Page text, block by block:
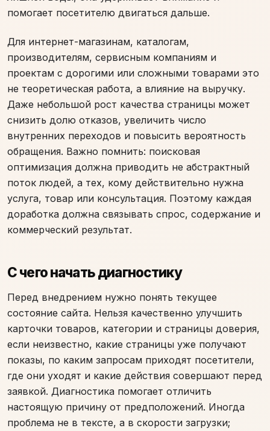
помогает посетителю двигаться дальше.
Для интернет-магазинам, каталогам,
производителям, сервисным компаниям и
проектам с дорогими или сложными товарами это
не теоретическая работа, а влияние на выручку.
Даже небольшой рост качества страницы может
снизить долю отказов, увеличить число
внутренних переходов и повысить вероятность
обращения. Важно помнить: поисковая
оптимизация должна приводить не абстрактный
поток людей, а тех, кому действительно нужна
услуга, товар или консультация. Поэтому каждая
доработка должна связывать спрос, содержание и
коммерческий результат.
С чего начать диагностику
Перед внедрением нужно понять текущее
состояние сайта. Нельзя качественно улучшить
карточки товаров, категории и страницы доверия,
если неизвестно, какие страницы уже получают
показы, по каким запросам приходят посетители,
где они уходят и какие действия совершают перед
заявкой. Диагностика помогает отличить
настоящую причину от предположений. Иногда
проблема не в тексте, а в скорости загрузки;